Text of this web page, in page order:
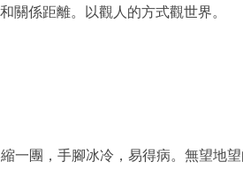
關係距離。以觀人的方式觀世界。
一團，手腳冰冷，易得病。無望地